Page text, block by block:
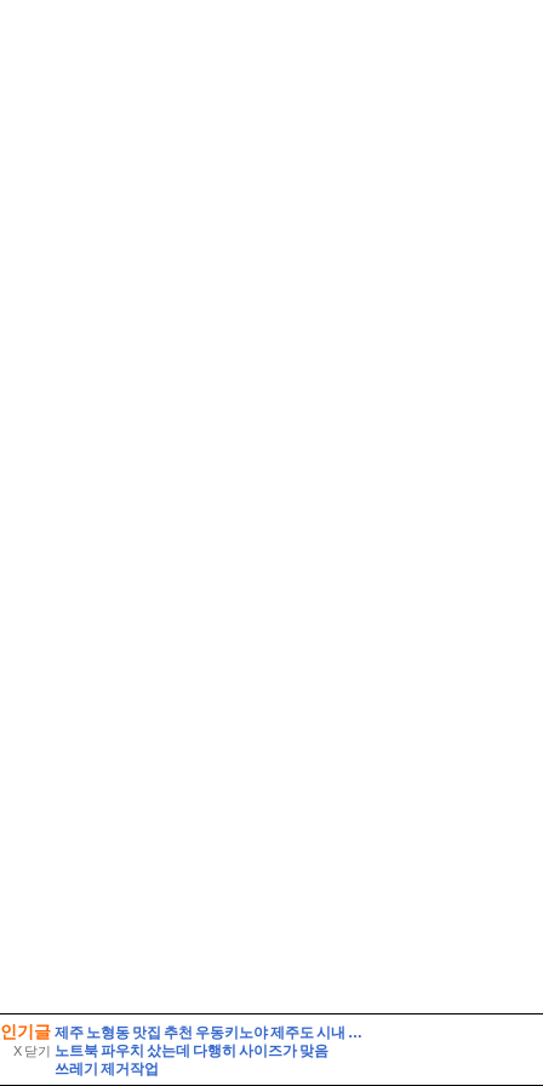
인기글
X 닫기
제주 노형동 맛집 추천 우동키노야 제주도 시내 우동 맛집
노트북 파우치 샀는데 다행히 사이즈가 맞음
쓰레기 제거작업